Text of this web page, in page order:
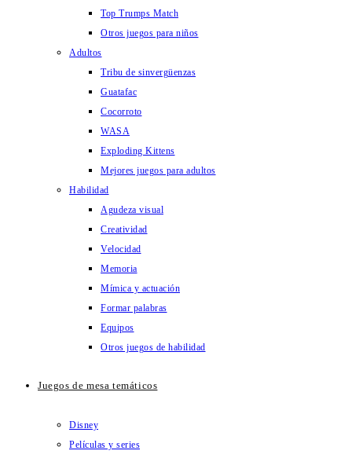
Top Trumps Match
Otros juegos para niños
Adultos
Tribu de sinvergüenzas
Guatafac
Cocorroto
WASA
Exploding Kittens
Mejores juegos para adultos
Habilidad
Agudeza visual
Creatividad
Velocidad
Memoria
Mímica y actuación
Formar palabras
Equipos
Otros juegos de habilidad
Juegos de mesa temáticos
Disney
Películas y series